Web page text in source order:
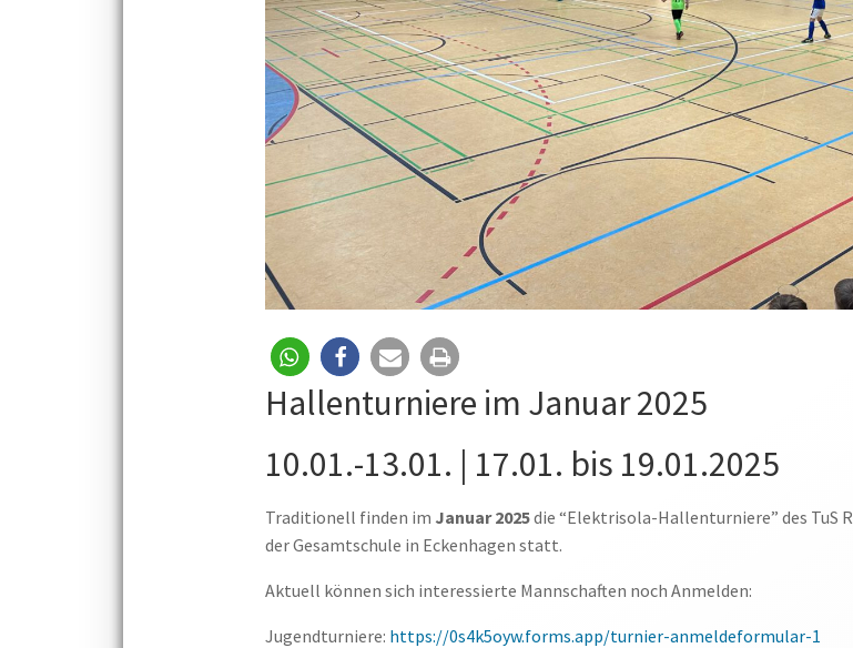
Hallenturniere im Januar 2025
10.01.-13.01. | 17.01. bis 19.01.2025
Traditionell finden im Januar 2025die “Elektrisola-Hallenturniere” des TuS
der Gesamtschule in Eckenhagen statt.
Aktuell können sich interessierte Mannschaften noch Anmelden:
Jugendturniere: https://0s4k5oyw.forms.app/turnier-anmeldeformular-1